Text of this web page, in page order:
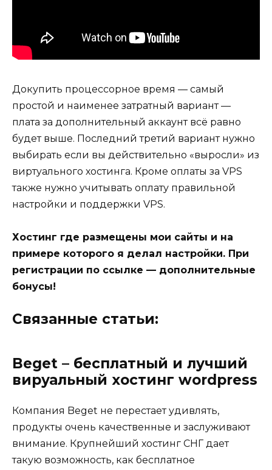
Докупить процессорное время — самый
простой и наименее затратный вариант —
плата за дополнительный аккаунт всё равно
будет выше. Последний третий вариант нужно
выбирать если вы действительно «выросли» из
виртуального хостинга. Кроме оплаты за VPS
также нужно учитывать оплату правильной
настройки и поддержки VPS.
Хостинг где размещены мои сайты и на
примере которого я делал настройки. При
регистрации по ссылке — дополнительные
бонусы!
Связанные статьи:
Beget – бесплатный и лучший
вируальный хостинг wordpress
Компания Beget не перестает удивлять,
продукты очень качественные и заслуживают
внимание. Крупнейший хостинг СНГ дает
такую возможность, как бесплатное